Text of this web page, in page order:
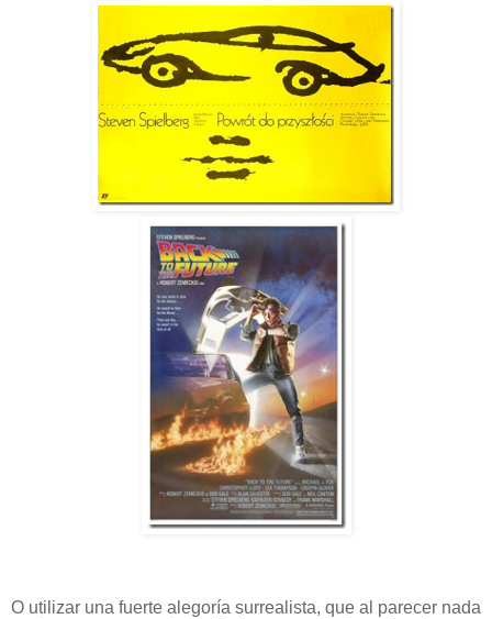
O utilizar una fuerte alegoría surrealista, que al parecer nada